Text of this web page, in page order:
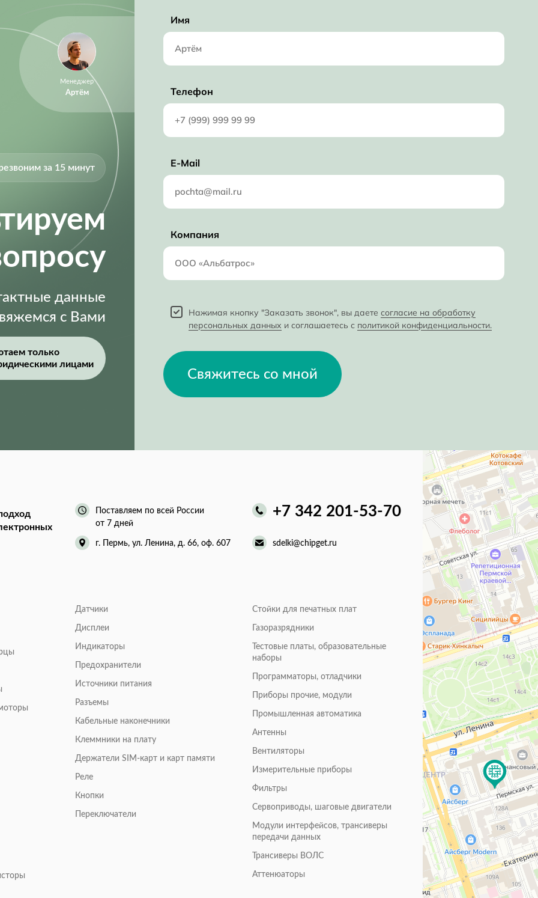
Менеджер
Артём
за 15 минут
данные
с Вами
только
лицами
Имя
Телефон
E-Mail
Компания
Нажимая кнопку "Заказать звонок", вы даете согласие на обработку
персональных данных и соглашаетесь с политикой конфиденциальности.
Свяжитесь со мной
Поставляем по всей России
от 7 дней
+7 342 201-53-70
г. Пермь, ул. Ленина, д. 66, оф. 607 sdelki@chipget.ru
Датчики
Дисплеи
Индикаторы
Предохранители
Источники питания
Разъемы
Кабельные наконечники
Клеммники на плату
Держатели SIM-карт и карт памяти
Реле
Кнопки
Переключатели
Стойки для печатных плат
Газоразрядники
Тестовые платы, образовательные
наборы
Программаторы, отладчики
Приборы прочие, модули
Промышленная автоматика
Антенны
Вентиляторы
Измерительные приборы
Фильтры
Сервоприводы, шаговые двигатели
Модули интерфейсов, трансиверы
передачи данных
Трансиверы ВОЛС
Аттенюаторы